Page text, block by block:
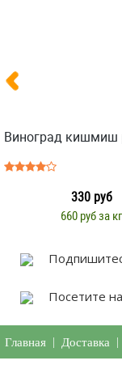
Виноград кишмиш
330 руб
660 руб за кг
Посетите
Главная Доставка